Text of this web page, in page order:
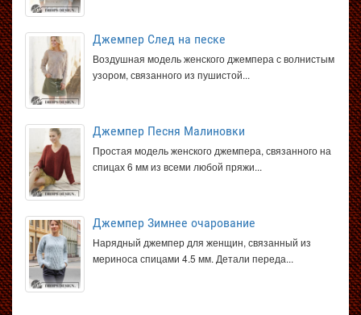
Джемпер След на песке
Воздушная модель женского джемпера с волнистым
узором, связанного из пушистой...
Джемпер Песня Малиновки
Простая модель женского джемпера, связанного на
спицах 6 мм из всеми любой пряжи...
Джемпер Зимнее очарование
Нарядный джемпер для женщин, связанный из
мериноса спицами 4.5 мм. Детали переда...